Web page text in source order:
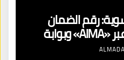
رقم الضمان
الاجتماعي تلقائياً عبر «AIMA» وبوابة